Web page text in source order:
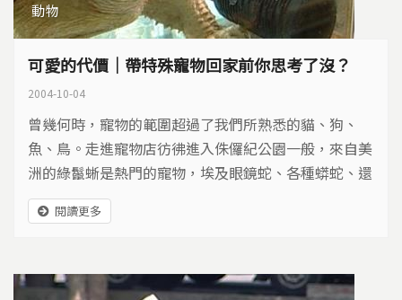
動物
可愛的代價｜帶特殊寵物回家前你思考了沒？
2004-10-04
曾幾何時，寵物的範圍超過了我們所熟悉的貓、狗、
魚、鳥。走進寵物店彷彿進入侏儸紀公園一般，來自美
洲的綠鬣蜥是熱門的寵物，埃及眼鏡蛇、各種蟒蛇、還
有各式各樣不同的龜類，牠們遠從世界各地飄洋過海來
到台灣。
閱讀更多